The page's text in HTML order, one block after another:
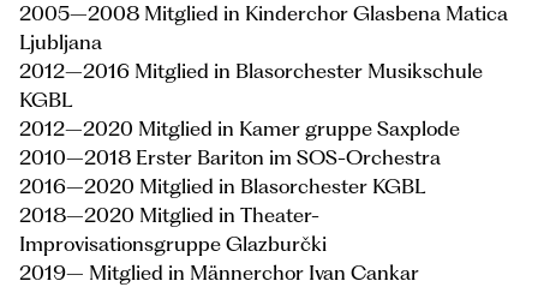
2005–2008 Mitglied in Kinderchor Glasbena Matica
Ljubljana
2012–2016 Mitglied in Blasorchester Musikschule
KGBL
2012–2020 Mitglied in Kamer gruppe Saxplode
2010–2018 Erster Bariton im SOS-Orchestra
2016–2020 Mitglied in Blasorchester KGBL
2018–2020 Mitglied in Theater-
Improvisationsgruppe Glazburčki
2019– Mitglied in Männerchor Ivan Cankar